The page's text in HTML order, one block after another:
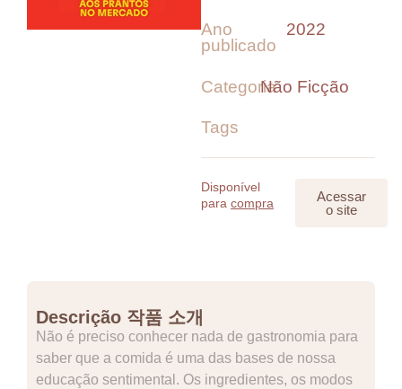
Ano
publicado
2022
CategoriaNão Ficção
Tags
Disponível
para compra
Acessar
o site
Descrição 작품 소개
Não é preciso conhecer nada de gastronomia para
saber que a comida é uma das bases de nossa
educação sentimental. Os ingredientes, os modos